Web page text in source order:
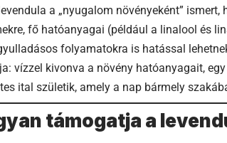
a „nyugalom növényeként”
fő hatóanyagai (például a linalool és
folyamatokra is hatással
vízzel kivonva a növény hatóanyagait,
ital születik, amely a nap bármely
támogatja a